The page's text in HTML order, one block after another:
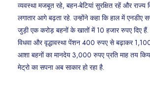
व्यवस्था मजबूत रहे, बहन-बेटियां सुरक्षित रहें और राज्य
लगातार आगे बढ़ता रहे. उन्होंने कहा कि हाल में एनडीए
जुड़ी एक करोड़ बहनों के खातों में 10 हजार रुपए दिए
विधवा और वृद्धावस्था पेंशन 400 रुपए से बढ़ाकर
आशा बहनों का मानदेय 3,000 रुपए प्रति माह तय
मेट्रो का सपना अब साकार हो रहा है.